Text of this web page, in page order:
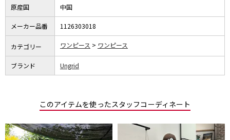
原産国 中国
メーカー品番 1126303018
カテゴリー ワンピース ワンピース
ブランド Ungrid
このアイテムを使ったスタッフコーディネート